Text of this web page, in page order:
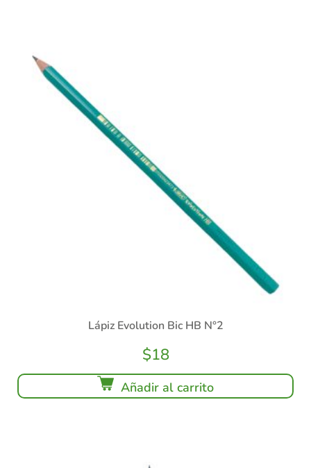
Lápiz Evolution Bic HB N°2
$18
Añadir al carrito